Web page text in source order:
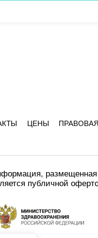
ЦЕНЫ
размещенная
публичной